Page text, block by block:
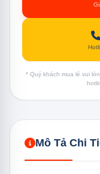
* Quý khách mua lẻ vui
Mô Tả Chi